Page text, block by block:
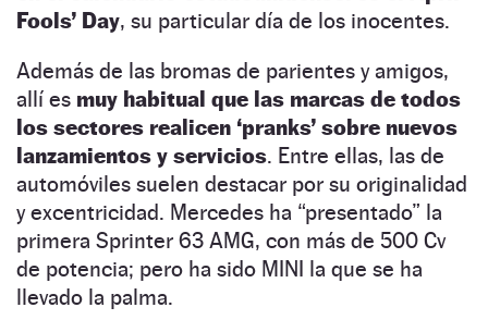
Fools’ Day, su particular día de los inocentes.
Además de las bromas de parientes y amigos,
allí es muy habitual que las marcas de todos
los sectores realicen ‘pranks’ sobre nuevos
lanzamientos y servicios. Entre ellas, las de
automóviles suelen destacar por su originalidad
y excentricidad. Mercedes ha “presentado” la
primera Sprinter 63 AMG, con más de 500 Cv
de potencia; pero ha sido MINI la que se ha
llevado la palma.